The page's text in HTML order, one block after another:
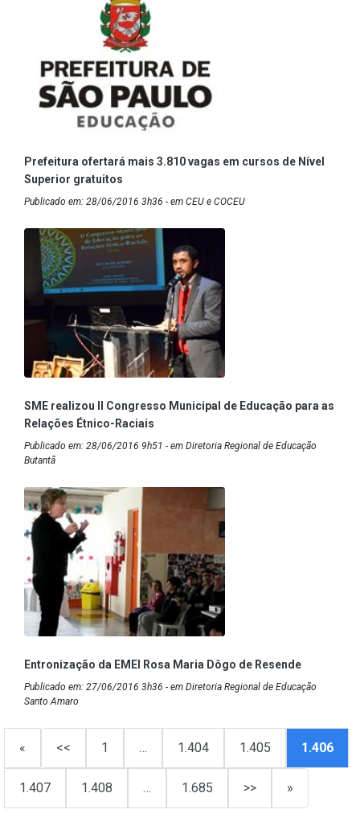
Prefeitura ofertará mais 3.810 vagas em cursos de Nível
Superior gratuitos
Publicado em: 28/06/2016 3h36 - em CEU e COCEU
SME realizou II Congresso Municipal de Educação para as
Relações Étnico-Raciais
Publicado em: 28/06/2016 9h51 - em Diretoria Regional de Educação
Butantã
Entronização da EMEI Rosa Maria Dôgo de Resende
Publicado em: 27/06/2016 3h36 - em Diretoria Regional de Educação
Santo Amaro
« << 1 … 1.404 1.405 1.406
1.407 1.408 … 1.685 >> »